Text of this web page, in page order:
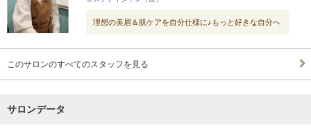
理想の美眉＆肌ケアを自分仕様に♪もっと好きな自分へ
このサロンのすべてのスタッフを見る
サロンデータ